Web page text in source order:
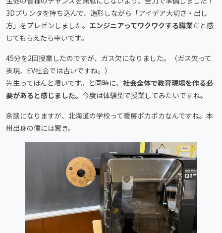
3Dプリンタを持ち込んで、造形しながら「アイデア大切さ・出し
方」をプレゼンしました。 エンジニアってワクワクする職業だと感
じてもらえたら幸いです。
45分を2回授業したのですが、ガス欠になりました。（ガス欠って
表現、EV社会では古いですね。）
先生ってほんと凄いです。と同時に、 社会全体で教育現場を作る必
要があると感じました。 今度は体験型で授業してみたいですね。
余談になりますが、北海道の学校って暖房ポカポカなんですね。本
州出身の僕には驚き。